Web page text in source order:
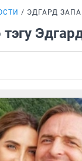
ЭДГАРД
тэгу